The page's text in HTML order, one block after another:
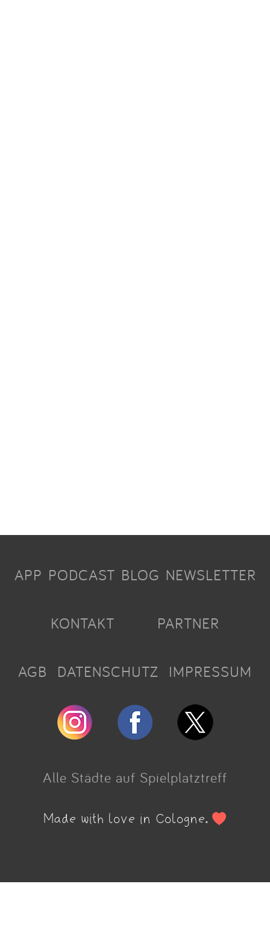
APP PODCAST BLOG NEWSLETTER
KONTAKT PARTNER
AGB DATENSCHUTZ IMPRESSUM
Alle Städte auf Spielplatztreff
Made with love in Cologne.